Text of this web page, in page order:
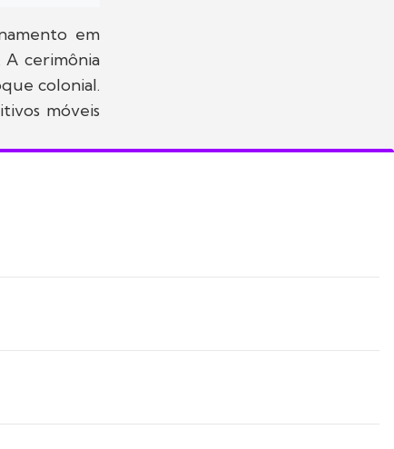
em
A cerimônia
colonial.
móveis